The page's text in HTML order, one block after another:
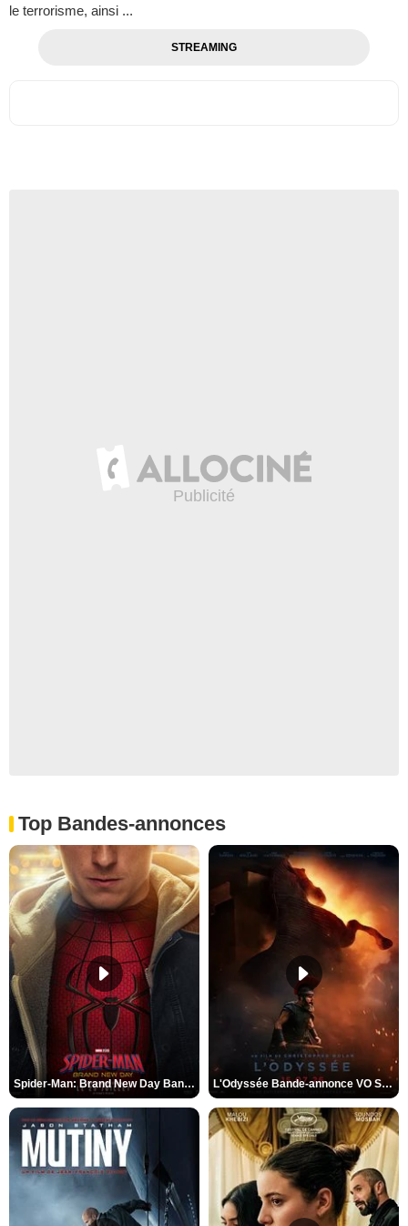
le terrorisme, ainsi ...
STREAMING
Top Bandes-annonces
Spider-Man: Brand New Day Bande-annonce VO STFR L'Odyssée Bande-annonce VO STFR